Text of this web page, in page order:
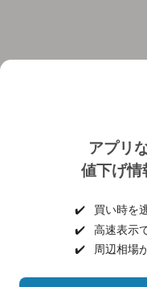
アプリ
値下げ情
✔️
買い時を
✔️
高速表示
✔️
周辺相場
個人情報
ヘルプ・